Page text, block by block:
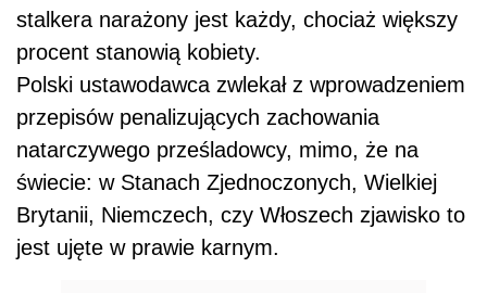
stalkera narażony jest każdy, chociaż większy
procent stanowią kobiety.
Polski ustawodawca zwlekał z wprowadzeniem
przepisów penalizujących zachowania
natarczywego prześladowcy, mimo, że na
świecie: w Stanach Zjednoczonych, Wielkiej
Brytanii, Niemczech, czy Włoszech zjawisko to
jest ujęte w prawie karnym.